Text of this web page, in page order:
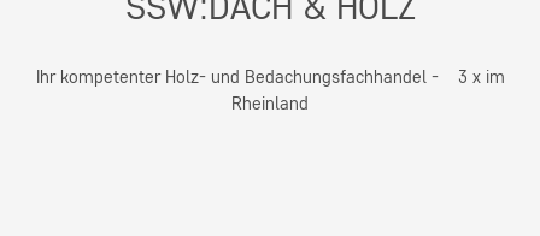
SSW:DACH & HOLZ
Ihr kompetenter Holz- und Bedachungsfachhandel - 3 x im
Rheinland